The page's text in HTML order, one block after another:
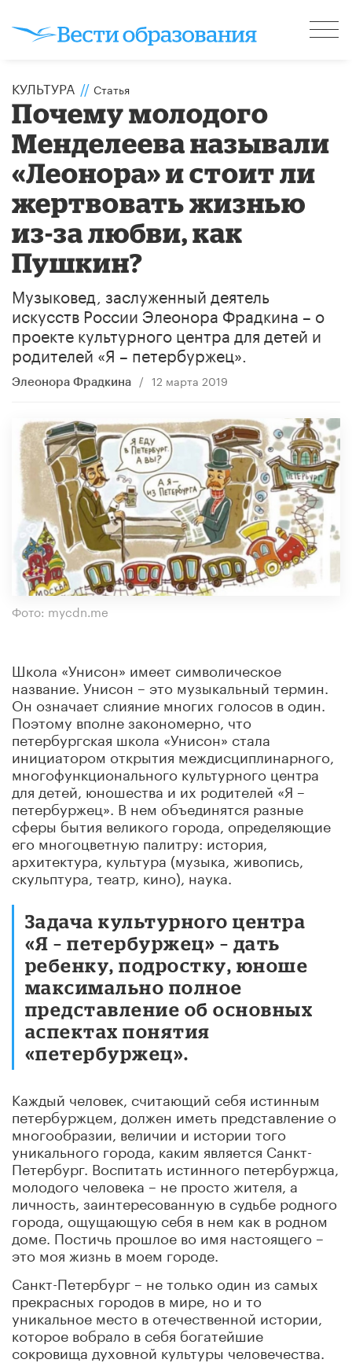
КУЛЬТУРА // Статья
Почему молодого
Менделеева называли
«Леонора» и стоит ли
жертвовать жизнью
из-за любви, как
Пушкин?
Музыковед, заслуженный деятель
искусств России Элеонора Фрадкина – о
проекте культурного центра для детей и
родителей «Я – петербуржец».
Элеонора Фрадкина / 12 марта 2019
Фото: mycdn.me
Школа «Унисон» имеет символическое
название. Унисон – это музыкальный термин.
Он означает слияние многих голосов в один.
Поэтому вполне закономерно, что
петербургская школа «Унисон» стала
инициатором открытия междисциплинарного,
многофункционального культурного центра
для детей, юношества и их родителей «Я –
петербуржец». В нем объединятся разные
сферы бытия великого города, определяющие
его многоцветную палитру: история,
архитектура, культура (музыка, живопись,
скульптура, театр, кино), наука.
Задача культурного центра
«Я – петербуржец» – дать
ребенку, подростку, юноше
максимально полное
представление об основных
аспектах понятия
«петербуржец».
Каждый человек, считающий себя истинным
петербуржцем, должен иметь представление о
многообразии, величии и истории того
уникального города, каким является Санкт-
Петербург. Воспитать истинного петербуржца,
молодого человека – не просто жителя, а
личность, заинтересованную в судьбе родного
города, ощущающую себя в нем как в родном
доме. Постичь прошлое во имя настоящего –
это моя жизнь в моем городе.
Санкт-Петербург – не только один из самых
прекрасных городов в мире, но и то
уникальное место в отечественной истории,
которое вобрало в себя богатейшие
сокровища духовной культуры человечества.